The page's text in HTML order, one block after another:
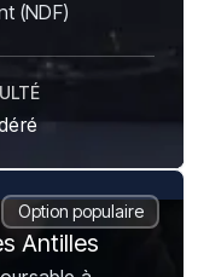
(NDF)
Option populaire
Antilles